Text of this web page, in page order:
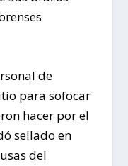
de
para sofocar
hacer por el
sellado en
del